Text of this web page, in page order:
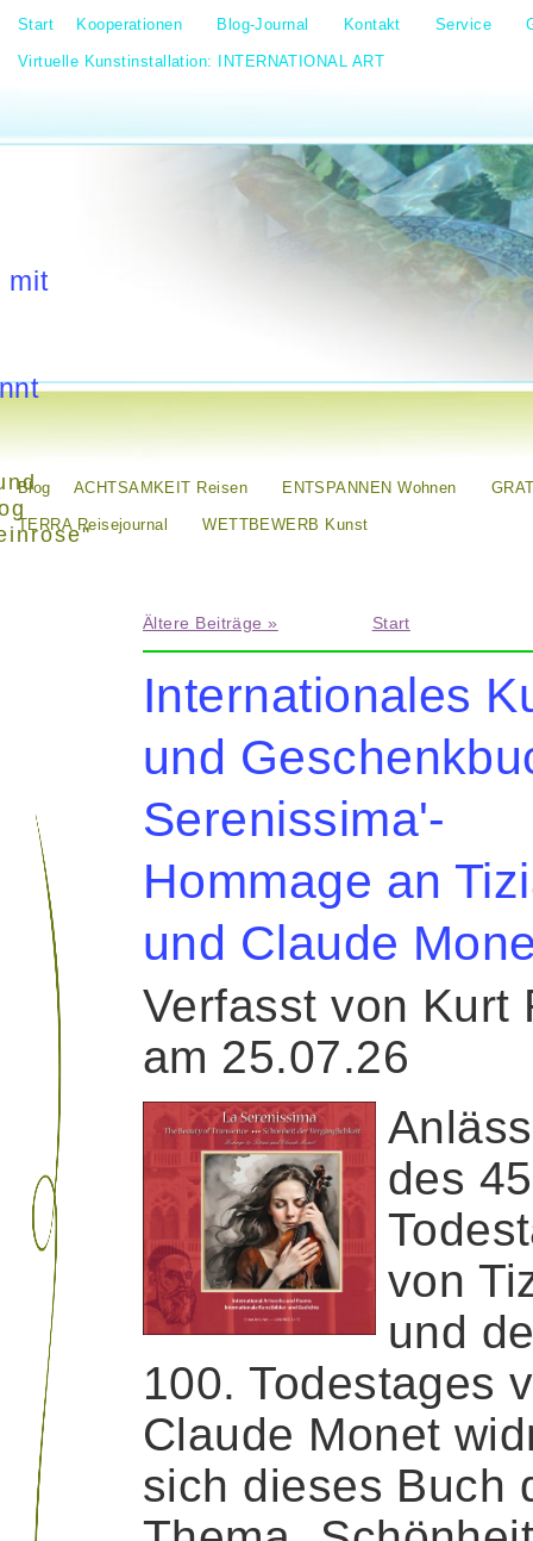
Start Kooperationen Blog-Journal Kontakt Service
Virtuelle Kunstinstallation: INTERNATIONAL ART
mit
Blog ACHTSAMKEIT Reisen ENTSPANNEN Wohnen
TERRA Reisejournal WETTBEWERB Kunst
Ältere Beiträge » Start
Internationales
und
Serenissima'-
Hommage an
und Claude
Verfasst von Kurt
am 25.07.26
des
von
und
100. Todestages
Claude Monet
sich dieses Buch